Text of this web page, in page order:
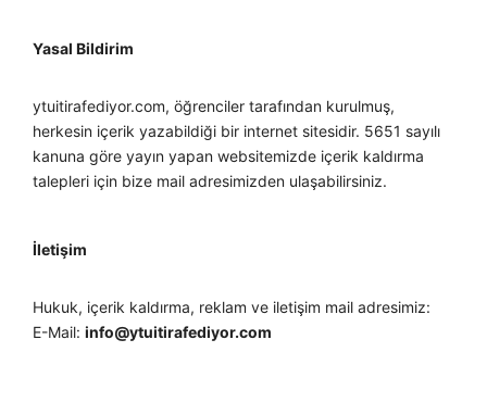
Yasal Bildirim
ytuitirafediyor.com, öğrenciler tarafından kurulmuş,
herkesin içerik yazabildiği bir internet sitesidir. 5651 sayılı
kanuna göre yayın yapan websitemizde içerik kaldırma
talepleri için bize mail adresimizden ulaşabilirsiniz.
İletişim
Hukuk, içerik kaldırma, reklam ve iletişim mail adresimiz:
E-Mail: info@ytuitirafediyor.com